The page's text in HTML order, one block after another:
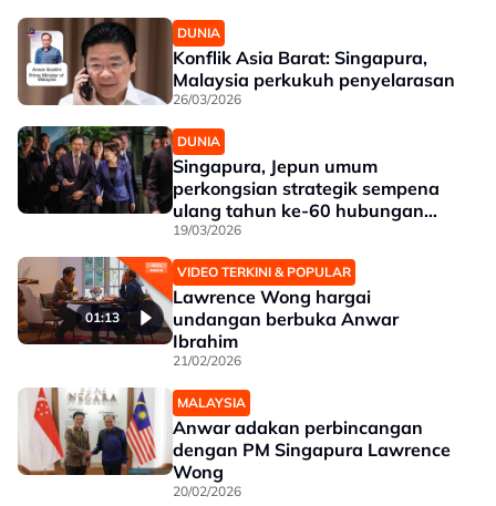
DUNIA
Konflik Asia Barat: Singapura,
Malaysia perkukuh penyelarasan
26/03/2026
DUNIA
Singapura, Jepun umum
perkongsian strategik sempena
ulang tahun ke-60 hubungan
diplomatik
19/03/2026
01:13
VIDEO TERKINI & POPULAR
Lawrence Wong hargai
undangan berbuka Anwar
Ibrahim
21/02/2026
MALAYSIA
Anwar adakan perbincangan
dengan PM Singapura Lawrence
Wong
20/02/2026